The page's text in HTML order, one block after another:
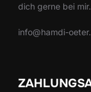
dich gerne bei
info@hamdi-